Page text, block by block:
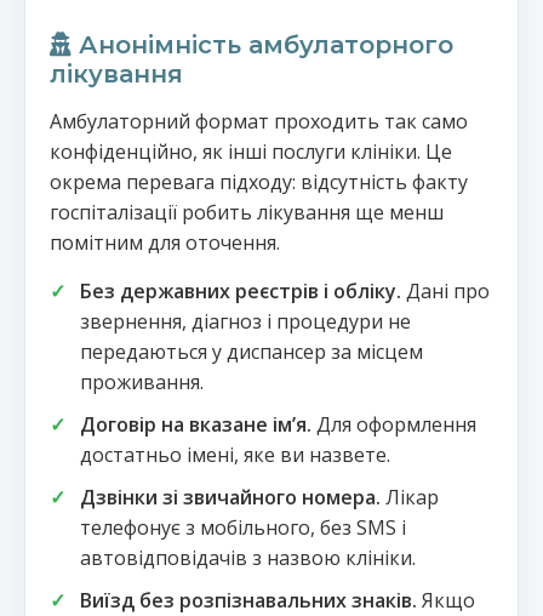
Анонімність амбулаторного
лікування
Амбулаторний формат проходить так само
конфіденційно, як інші послуги клініки. Це
окрема перевага підходу: відсутність факту
госпіталізації робить лікування ще менш
помітним для оточення.
Без державних реєстрів і обліку. Дані про
звернення, діагноз і процедури не
передаються у диспансер за місцем
проживання.
Договір на вказане імʼя. Для оформлення
достатньо імені, яке ви назвете.
Дзвінки зі звичайного номера. Лікар
телефонує з мобільного, без SMS і
автовідповідачів з назвою клініки.
Виїзд без розпізнавальних знаків. Якщо